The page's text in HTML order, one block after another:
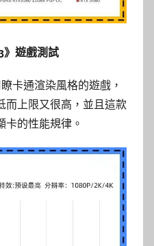
》遊戲測試
卡通渲染風格的遊戲，
而上限又很高，並且這款
卡的性能規律。